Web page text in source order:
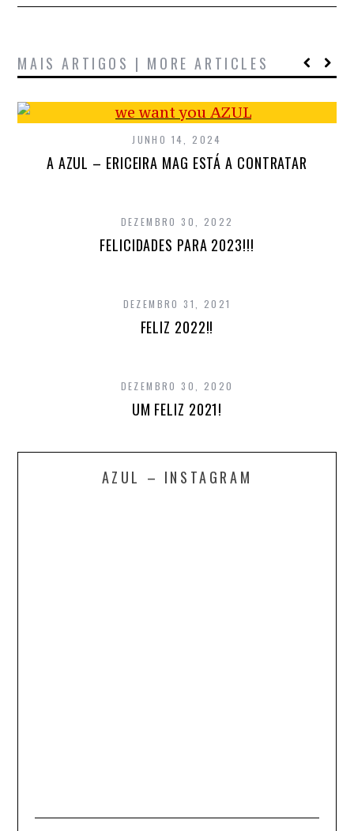
MAIS ARTIGOS | MORE ARTICLES
JUNHO 14, 2024
A AZUL – ERICEIRA MAG ESTÁ A CONTRATAR
DEZEMBRO 30, 2022
FELICIDADES PARA 2023!!!
DEZEMBRO 31, 2021
FELIZ 2022!!
DEZEMBRO 30, 2020
UM FELIZ 2021!
AZUL – INSTAGRAM